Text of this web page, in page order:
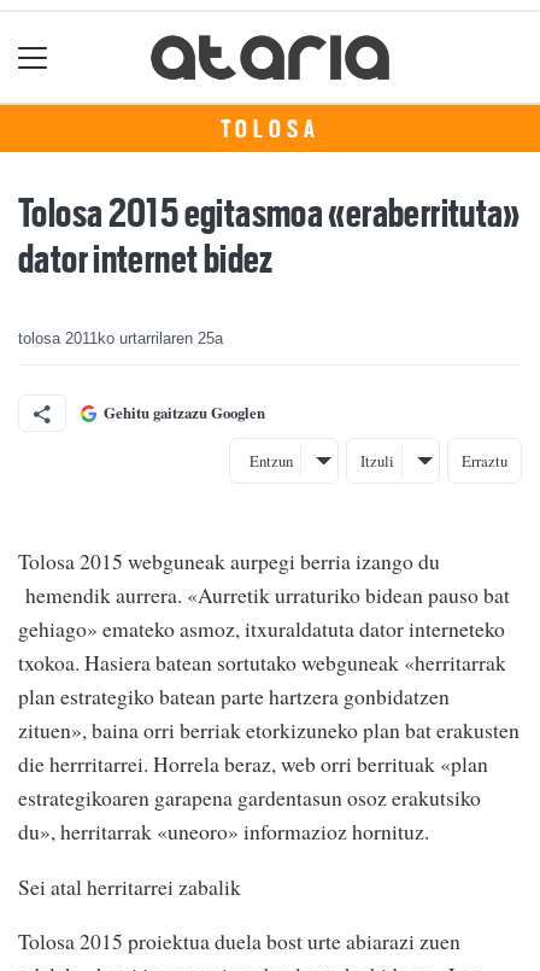
TOLOSA
Tolosa 2015 egitasmoa «eraberrituta»
dator internet bidez
tolosa 2011ko urtarrilaren 25a
Gehitu gaitzazu Googlen
Entzun Itzuli Erraztu
Tolosa 2015 webguneak aurpegi berria izango du
hemendik aurrera. «Aurretik urraturiko bidean pauso bat
gehiago» emateko asmoz, itxuraldatuta dator interneteko
txokoa. Hasiera batean sortutako webguneak «herritarrak
plan estrategiko batean parte hartzera gonbidatzen
zituen», baina orri berriak etorkizuneko plan bat erakusten
die herrritarrei. Horrela beraz, web orri berrituak «plan
estrategikoaren garapena gardentasun osoz erakutsiko
du», herritarrak «uneoro» informazioz hornituz.
Sei atal herritarrei zabalik
Tolosa 2015 proiektua duela bost urte abiarazi zuen